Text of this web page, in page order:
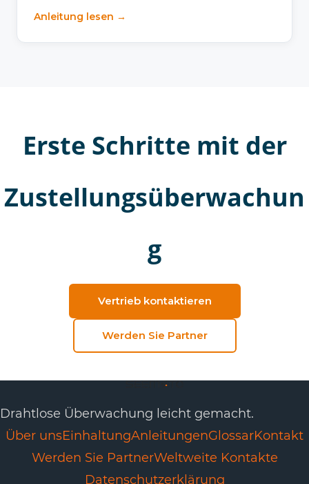
Anleitung lesen →
Erste Schritte mit der
Zustellungsüberwachun
g
Vertrieb kontaktieren
Werden Sie Partner
Drahtlose Überwachung leicht gemacht.
Über unsEinhaltungAnleitungenGlossarKontakt
Werden Sie PartnerWeltweite Kontakte
Datenschutzerklärung